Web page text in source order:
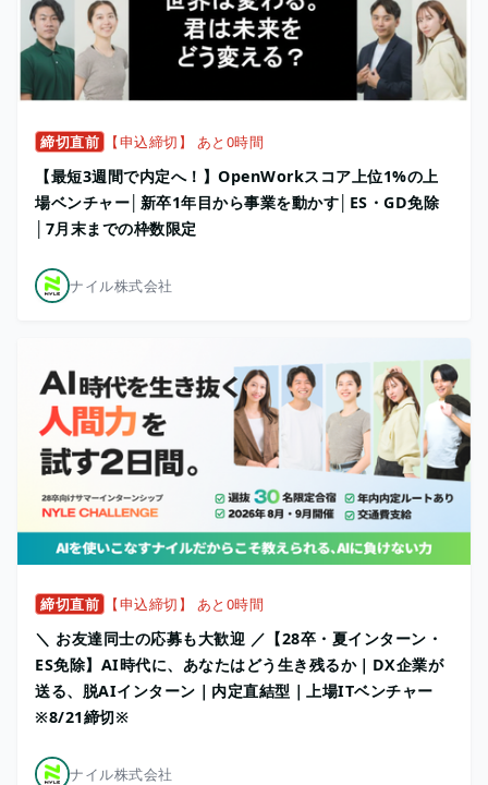
締切直前 【申込締切】 あと0時間
【最短3週間で内定へ！】OpenWorkスコア上位1%の上
場ベンチャー│新卒1年目から事業を動かす│ES・GD免除
│7月末までの枠数限定
ナイル株式会社
締切直前 【申込締切】 あと0時間
＼ お友達同士の応募も大歓迎 ／【28卒・夏インターン・
ES免除】AI時代に、あなたはどう生き残るか｜DX企業が
送る、脱AIインターン｜内定直結型｜上場ITベンチャー
※8/21締切※
ナイル株式会社